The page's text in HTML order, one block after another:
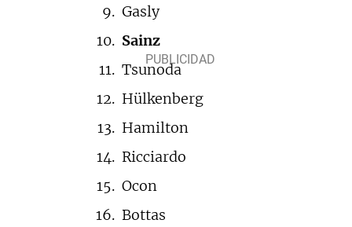
Gasly
Sainz
Tsunoda
Hülkenberg
Hamilton
Ricciardo
Ocon
Bottas